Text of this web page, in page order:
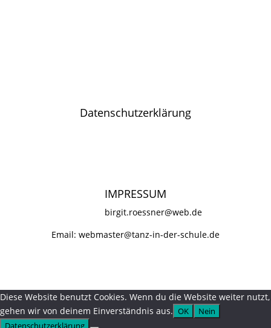
Datenschutzerklärung
IMPRESSUM
birgit.roessner@web.de
Email: webmaster@tanz-in-der-schule.de
Diese Website benutzt Cookies. Wenn du die Website weiter nutzt,
gehen wir von deinem Einverständnis aus. OK
Nein
Datenschutzerklärung